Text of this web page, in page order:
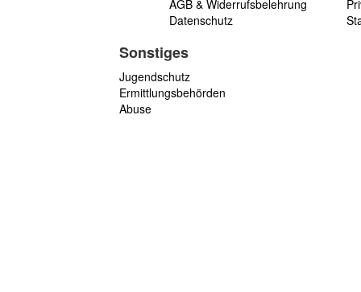
AGB & Widerrufsbelehrung
Datenschutz
Sonstiges
Jugendschutz
Ermittlungsbehörden
Abuse